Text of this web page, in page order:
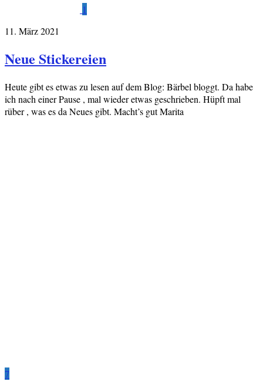
1
11. März 2021
Neue Stickereien
Heute gibt es etwas zu lesen auf dem Blog: Bärbel bloggt. Da habe
ich nach einer Pause , mal wieder etwas geschrieben. Hüpft mal
rüber , was es da Neues gibt. Macht’s gut Marita
7